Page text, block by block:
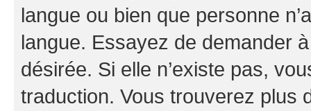
langue ou bien que personne
langue. Essayez de demander
désirée. Si elle n’existe pas,
traduction. Vous trouverez plus